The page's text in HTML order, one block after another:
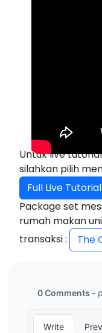
Untuk live
silahkan pilih
Full Live Tutorial
Package set
rumah makan
transaksi :
The